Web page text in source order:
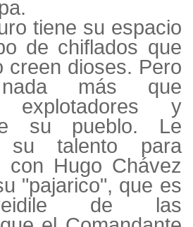
tiene su espacio
de chiflados que
creen dioses. Pero
más que
explotadores y
su pueblo. Le
su talento para
con Hugo Chávez
"pajarico", que es
de las